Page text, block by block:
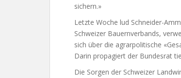
sichern.»
Letzte Woche lud Schneider-
Schweizer Bauernverbands,
sich über die agrarpolitische
Darin propagiert der Bundesrat
Die Sorgen der Schweizer